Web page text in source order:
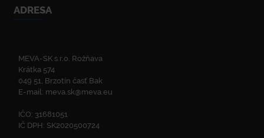
ADRESA
MEVA-SK s.r.o. Rožňava
Krátka 574
049 51, Brzotín časť Bak
E-mail: meva.sk@meva.eu
IČO: 31681051
IČ DPH: SK2020500724